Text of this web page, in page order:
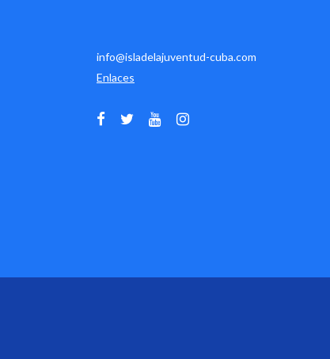
info@isladelajuventud-cuba.com
Enlaces